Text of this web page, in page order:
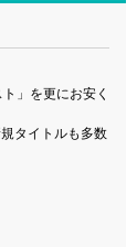
」を更にお安く
タイトルも多数